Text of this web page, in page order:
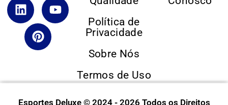
Política de
Privacidade
Sobre Nós
Termos de Uso
Esportes Deluxe © 2024 - 2026 Todos os Direitos